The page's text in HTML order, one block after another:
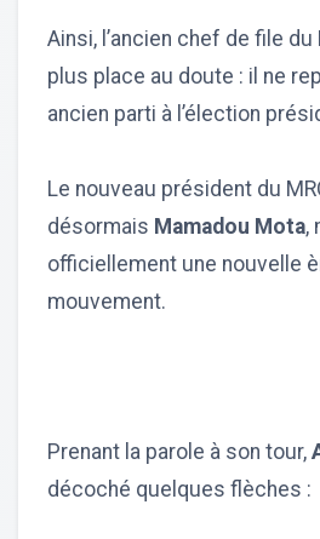
Ainsi, l’ancien chef de file du
plus place au doute : il ne
ancien parti à l’élection
Le nouveau président du
désormais Mamadou Mota,
officiellement une nouvelle
mouvement.
Prenant la parole à son tour,
décoché quelques flèches :